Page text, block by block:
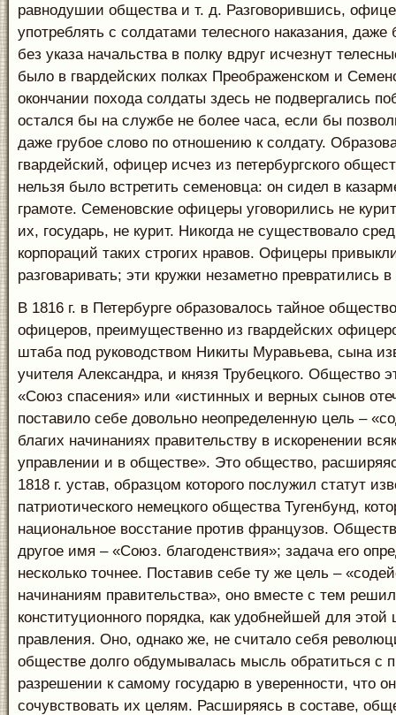
равнодушии общества и т. д. Разговорившись,
употреблять с солдатами телесного наказания, даже
без указа начальства в полку вдруг исчезнут
было в гвардейских полках Преображенском и
окончании похода солдаты здесь не подвергались
остался бы на службе не более часа, если бы
даже грубое слово по отношению к солдату.
гвардейский, офицер исчез из петербургского
нельзя было встретить семеновца: он сидел в
грамоте. Семеновские офицеры уговорились не
их, государь, не курит. Никогда не существовало
корпораций таких строгих нравов. Офицеры
разговаривать; эти кружки незаметно превратились
В 1816 г. в Петербурге образовалось тайное
офицеров, преимущественно из гвардейских
штаба под руководством Никиты Муравьева, сына
учителя Александра, и князя Трубецкого. Общество
«Союз спасения» или «истинных и верных сынов
поставило себе довольно неопределенную цель –
благих начинаниях правительству в искоренении
управлении и в обществе». Это общество,
1818 г. устав, образцом которого послужил статут
патриотического немецкого общества Тугенбунд,
национальное восстание против французов.
другое имя – «Союз. благоденствия»; задача его
несколько точнее. Поставив себе ту же цель –
начинаниям правительства», оно вместе с тем
конституционного порядка, как удобнейшей для
правления. Оно, однако же, не считало себя
обществе долго обдумывалась мысль обратиться с
разрешении к самому государю в уверенности, что
сочувствовать их целям. Расширяясь в составе,